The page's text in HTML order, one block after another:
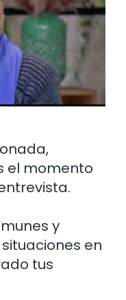
el momento
y
en
tus